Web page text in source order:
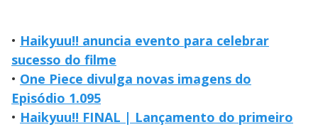
• Haikyuu!! anuncia evento para celebrar
sucesso do filme
• One Piece divulga novas imagens do
Episódio 1.095
• Haikyuu!! FINAL | Lançamento do primeiro